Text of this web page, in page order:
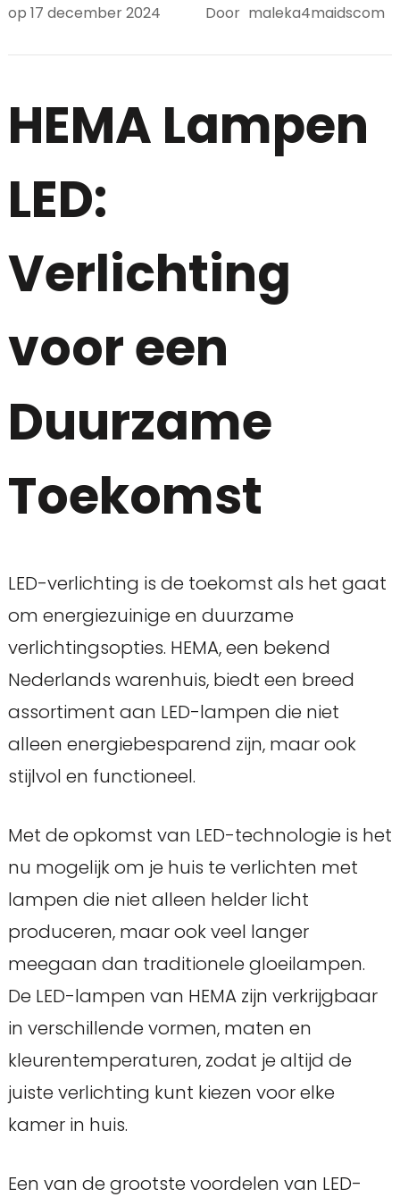
op 17 december 2024 Door maleka4maidscom
HEMA Lampen
LED:
Verlichting
voor een
Duurzame
Toekomst
LED-verlichting is de toekomst als het gaat
om energiezuinige en duurzame
verlichtingsopties. HEMA, een bekend
Nederlands warenhuis, biedt een breed
assortiment aan LED-lampen die niet
alleen energiebesparend zijn, maar ook
stijlvol en functioneel.
Met de opkomst van LED-technologie is het
nu mogelijk om je huis te verlichten met
lampen die niet alleen helder licht
produceren, maar ook veel langer
meegaan dan traditionele gloeilampen.
De LED-lampen van HEMA zijn verkrijgbaar
in verschillende vormen, maten en
kleurentemperaturen, zodat je altijd de
juiste verlichting kunt kiezen voor elke
kamer in huis.
Een van de grootste voordelen van LED-